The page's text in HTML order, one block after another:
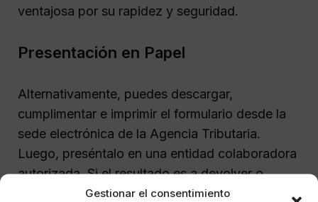
Gestionar el consentimiento
ventajosa por su rapidez y seguridad.
Presentación en Papel
Alternativamente, puedes descargar,
cumplimentar e imprimir el formulario desde la
sede electrónica de la Agencia Tributaria.
Luego, preséntalo en una entidad colaboradora
autorizada. Si el resultado es a devolver o
negativo, se gestionará en la Delegación